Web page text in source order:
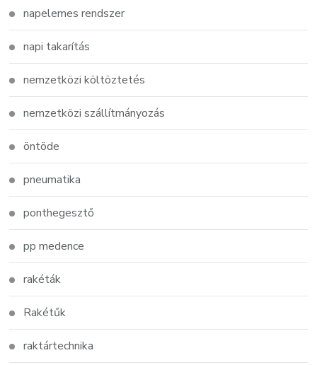
napelemes rendszer
napi takarítás
nemzetközi költöztetés
nemzetközi szállítmányozás
öntöde
pneumatika
ponthegesztő
pp medence
rakéták
Rakétűk
raktártechnika